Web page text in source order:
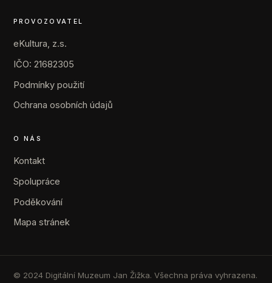
PROVOZOVATEL
eKultura, z.s.
IČO: 21682305
Podmínky použití
Ochrana osobních údajů
O NÁS
Kontakt
Spolupráce
Poděkování
Mapa stránek
© 2024 Digitální Muzeum Jan Žižka. Všechna práva vyhrazena.